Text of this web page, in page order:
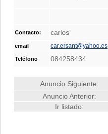
Contacto: carlos'
email car.ersant@yahoo.es
Teléfono 084258434
Anuncio Siguiente:
Anuncio Anterior:
Ir listado: